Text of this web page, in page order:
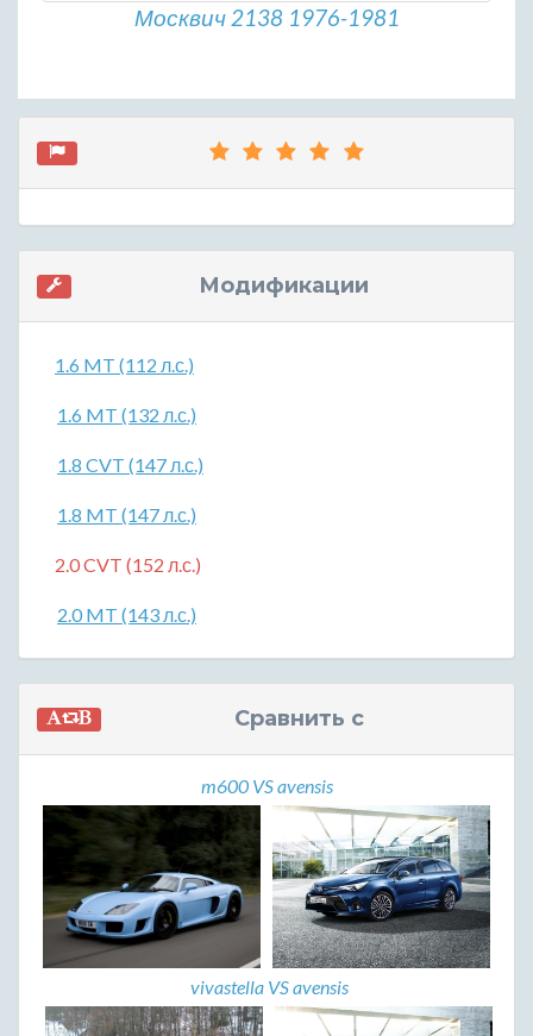
Москвич 2138 1976-1981
Модификации
1.6 MT (112 л.с.)
1.6 MT (132 л.с.)
1.8 CVT (147 л.с.)
1.8 MT (147 л.с.)
2.0 CVT (152 л.с.)
2.0 MT (143 л.с.)
Сравнить с
m600 VS avensis
vivastella VS avensis